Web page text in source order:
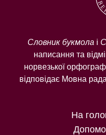
Словник букмолаі
написання та
норвезької
відповідає Мовна
На